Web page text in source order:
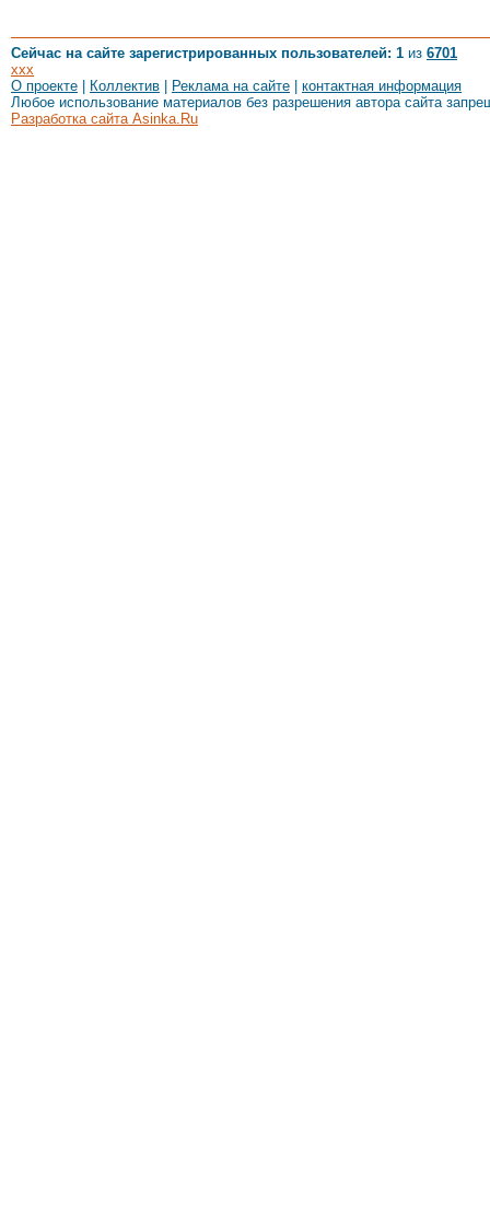
Сейчас на сайте зарегистрированных пользователей: 1 из 6701
xxx
О проекте
Коллектив Реклама на сайте
контактная информация
Любое использование материалов без разрешения автора сайта
Разработка сайта Asinka.Ru